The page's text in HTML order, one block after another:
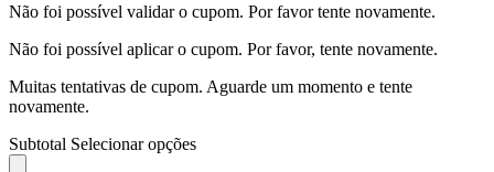
Não foi possível validar o cupom. Por favor tente novamente.
Não foi possível aplicar o cupom. Por favor, tente novamente.
Muitas tentativas de cupom. Aguarde um momento e tente
novamente.
Subtotal Selecionar opções